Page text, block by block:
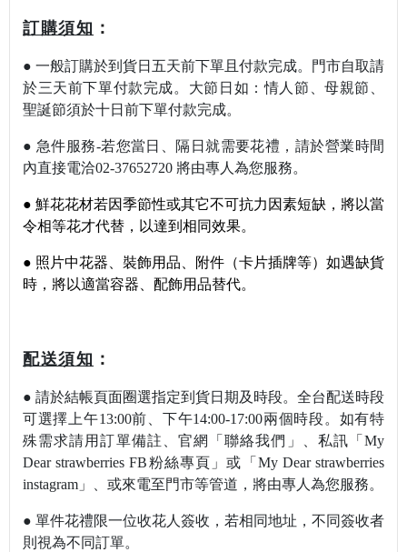
訂購須知 ：
● 一般訂購於到貨日五天前下單且付款完成。門市自取請
於三天前下單付款完成。 大節日如：情人節 、母親節
聖誕節須於十日前下單付款完成。
● 急件服務-若您當日
、隔日就需要花禮，請於營業時間
內直接電洽02-37652720 將由專人為您服務。
● 鮮花花材若因季節性或其它不可抗力因素短缺，將以當
令相等花才代替，以達到相同效果。
● 照片中花器 、裝飾用品、附件（卡片插牌等）如遇缺貨
時，將以適當容器、配飾用品替代。
配送須知 ：
● 請於結帳頁面圈選指定到貨日期及時段。全台配送時段
可選擇上午13:00前 、下午14:00-17:00兩個時段。如有特
殊需求請用訂單備註
、官網 「聯絡我們 」 、私訊 「My
Dear strawberries FB粉絲專頁」或「My Dear strawberries
instagram」
、或來電至門市等管道，將由專人為您服務。
● 單件花禮限一位收花人簽收，若相同地址，不同簽收者
則視為不同訂單。